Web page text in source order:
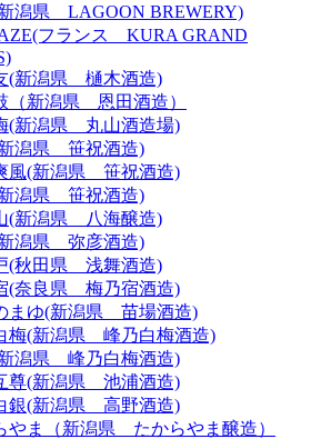
潟県 LAGOON BREWERY)
フランス KURA GRAND
(新潟県 樋木酒造)
（新潟県 恩田酒造）
(新潟県 丸山酒造場)
潟県 笹祝酒造)
風(新潟県 笹祝酒造)
潟県 笹祝酒造)
(新潟県 八海醸造)
潟県 弥彦酒造)
(秋田県 浅舞酒造)
(奈良県 梅乃宿酒造)
まゆ(新潟県 苗場酒造)
梅(新潟県 峰乃白梅酒造)
潟県 峰乃白梅酒造)
尊(新潟県 池浦酒造)
銀(新潟県 高野酒造)
やま（新潟県 たからやま醸造）